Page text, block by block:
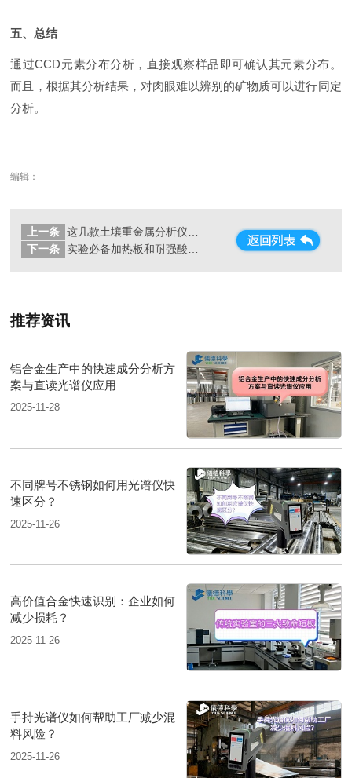
五、总结
通过CCD元素分布分析，直接观察样品即可确认其元素分布。
而且，根据其分析结果，对肉眼难以辨别的矿物质可以进行同定
分析。
编辑：
上一条
下一条
实验必备加热板和耐强酸碱陶瓷加热板
推荐资讯
铝合金生产中的快速成分分析方
案与直读光谱仪应用
2025-11-28
不同牌号不锈钢如何用光谱仪快
速区分？
2025-11-26
高价值合金快速识别：企业如何
减少损耗？
2025-11-26
手持光谱仪如何帮助工厂减少混
料风险？
2025-11-26